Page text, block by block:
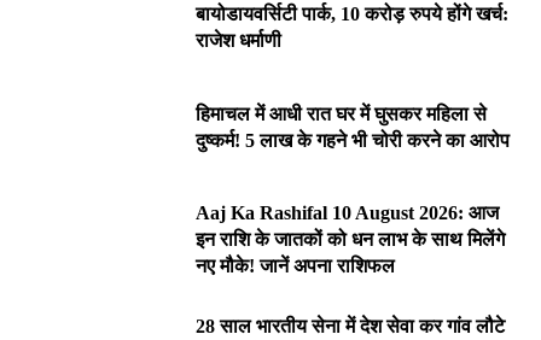
बायोडायवर्सिटी पार्क, 10 करोड़ रुपये होंगे खर्च:
राजेश धर्माणी
हिमाचल में आधी रात घर में घुसकर महिला से
दुष्कर्म! 5 लाख के गहने भी चोरी करने का आरोप
Aaj Ka Rashifal 10 August 2026: आज
इन राशि के जातकों को धन लाभ के साथ मिलेंगे
नए मौके! जानें अपना राशिफल
28 साल भारतीय सेना में देश सेवा कर गांव लौटे